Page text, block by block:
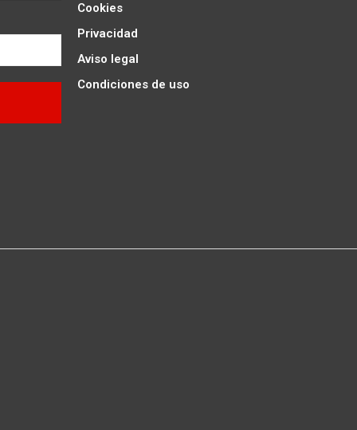
Cookies
Privacidad
Aviso legal
Condiciones de uso